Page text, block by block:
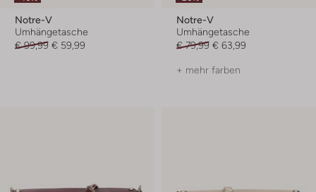
Notre-V
Umhängetasche
€ 99,99 € 59,99
Notre-V
Umhängetasche
€ 79,99 € 63,99
+ mehr farben